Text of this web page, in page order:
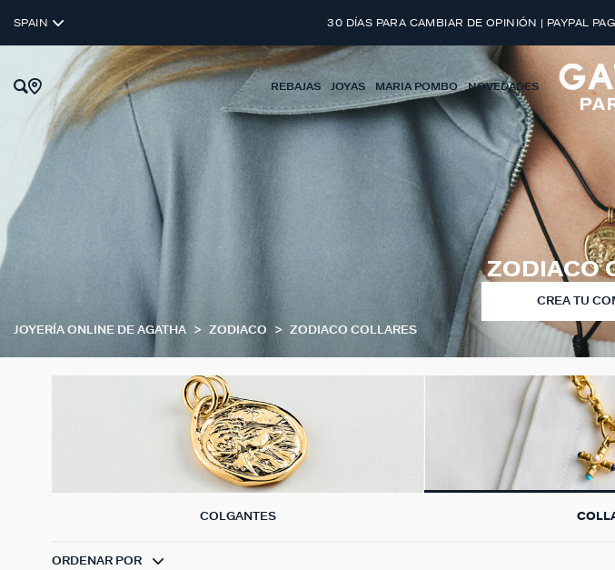
SPAIN 30 DÍAS PARA CAMBIAR DE OPINIÓN | PAYPAL
REBAJAS JOYAS MARIA POMBO NOVEDADES
ZODIACO
CREA TU
COLGANTES
JOYERÍA ONLINE DE AGATHA ZODIACO ZODIACO COLLARES
ORDENAR POR